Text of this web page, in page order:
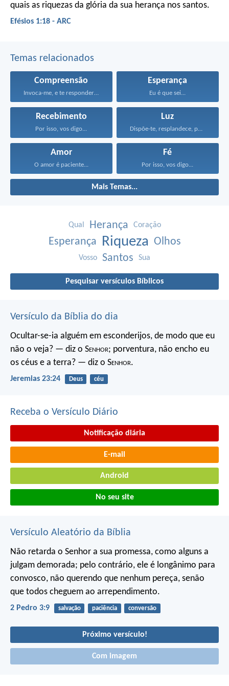
quais as riquezas da glória da sua herança nos santos.
Efésios 1:18 - ARC
Temas relacionados
Compreensão
Invoca-me, e te responderei...
Esperança
Eu é que sei...
Recebimento
Por isso, vos digo...
Luz
Dispõe-te, resplandece, porque vem...
Amor
O amor é paciente...
Fé
Por isso, vos digo...
Mais Temas...
Qual Herança Coração
Esperança Riqueza Olhos
Vosso Santos Sua
Pesquisar versículos Bíblicos
Versículo da Bíblia do dia
Ocultar-se-ia alguém em esconderijos, de modo que eu
não o veja? — diz o Senhor; porventura, não encho eu
os céus e a terra? — diz o Senhor.
Jeremias 23:24 Deus céu
Receba o Versículo Diário
Notificação diária
E-mail
Android
No seu site
Versículo Aleatório da Bíblia
Não retarda o Senhor a sua promessa, como alguns a
julgam demorada; pelo contrário, ele é longânimo para
convosco, não querendo que nenhum pereça, senão
que todos cheguem ao arrependimento.
2 Pedro 3:9 salvação paciência conversão
Próximo versículo!
Com imagem